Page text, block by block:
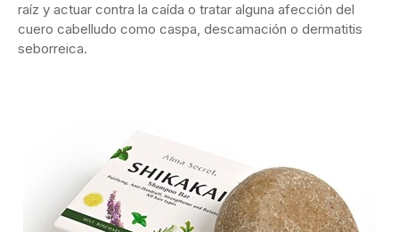
raíz y actuar contra la caída o tratar alguna afección del
cuero cabelludo como caspa, descamación o dermatitis
seborreica.